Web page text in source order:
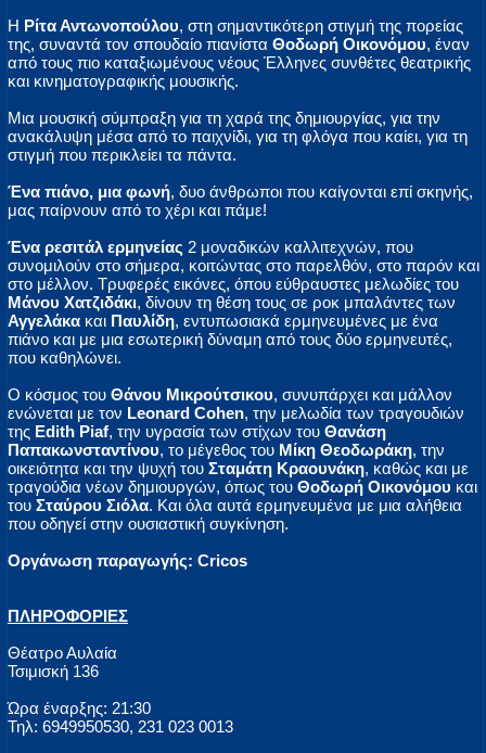
Η Ρίτα Αντωνοπούλου, στη σημαντικότερη στιγμή της πορείας
της, συναντά τον σπουδαίο πιανίστα Θοδωρή Οικονόμου, έναν
από τους πιο καταξιωμένους νέους Έλληνες συνθέτες θεατρικής
και κινηματογραφικής μουσικής.
Μια μουσική σύμπραξη για τη χαρά της δημιουργίας, για την
ανακάλυψη μέσα από το παιχνίδι, για τη φλόγα που καίει, για τη
στιγμή που περικλείει τα πάντα.
Ένα πιάνο, μια φωνή, δυο άνθρωποι που καίγονται επί σκηνής,
μας παίρνουν από το χέρι και πάμε!
Ένα ρεσιτάλ ερμηνείας 2 μοναδικών καλλιτεχνών, που
συνομιλούν στο σήμερα, κοιτώντας στο παρελθόν, στο παρόν και
στο μέλλον. Τρυφερές εικόνες, όπου εύθραυστες μελωδίες του
Μάνου Χατζιδάκι, δίνουν τη θέση τους σε ροκ μπαλάντες των
Αγγελάκα και Παυλίδη, εντυπωσιακά ερμηνευμένες με ένα
πιάνο και με μια εσωτερική δύναμη από τους δύο ερμηνευτές,
που καθηλώνει.
Ο κόσμος του Θάνου Μικρούτσικου, συνυπάρχει και μάλλον
ενώνεται με τον Leonard Cohen, την μελωδία των τραγουδιών
της Edith Piaf, την υγρασία των στίχων του Θανάση
Παπακωνσταντίνου, το μέγεθος του Μίκη Θεοδωράκη, την
οικειότητα και την ψυχή του Σταμάτη Κραουνάκη, καθώς και με
τραγούδια νέων δημιουργών, όπως του Θοδωρή Οικονόμου και
του Σταύρου Σιόλα. Και όλα αυτά ερμηνευμένα με μια αλήθεια
που οδηγεί στην ουσιαστική συγκίνηση.
Οργάνωση παραγωγής: Cricos
ΠΛΗΡΟΦΟΡΙΕΣ
Θέατρο Αυλαία
Τσιμισκή 136
Ώρα έναρξης: 21:30
Τηλ: 6949950530, 231 023 0013